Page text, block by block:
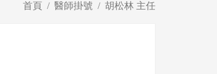
首頁 醫師掛號 胡松林 主任